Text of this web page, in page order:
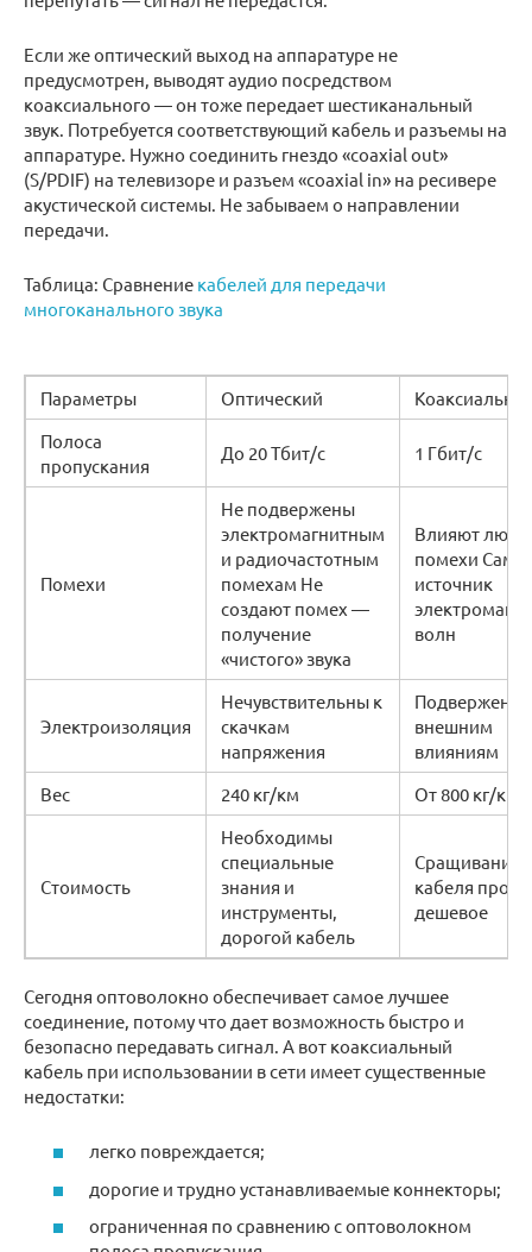
Если же оптический выход на аппаратуре не
предусмотрен, выводят аудио посредством
коаксиального — он тоже передает шестиканальный
звук. Потребуется соответствующий кабель и разъемы на
аппаратуре. Нужно соединить гнездо «coaxial out»
(S/PDIF) на телевизоре и разъем «coaxial in» на ресивере
акустической системы. Не забываем о направлении
передачи.
Таблица: Сравнение кабелей для передачи
многоканального звука
Параметры Оптический
Полоса
пропускания
До 20 Тбит/с 1 Гбит/с
Помехи
Не подвержены
электромагнитным
и радиочастотным
помехам Не
создают помех —
получение
«чистого» звука
Влияют
помехи Сам
источник
волн
Электроизоляция
Нечувствительны к
скачкам
напряжения
Подвержен
внешним
влияниям
Вес
240 кг/км От 800 кг/км
Стоимость
Необходимы
специальные
знания и
инструменты,
дорогой кабель
Сращивание
кабеля
дешевое
Сегодня оптоволокно обеспечивает самое лучшее
соединение, потому что дает возможность быстро и
безопасно передавать сигнал. А вот коаксиальный
кабель при использовании в сети имеет существенные
недостатки:
легко повреждается;
дорогие и трудно устанавливаемые коннекторы;
ограниченная по сравнению с оптоволокном